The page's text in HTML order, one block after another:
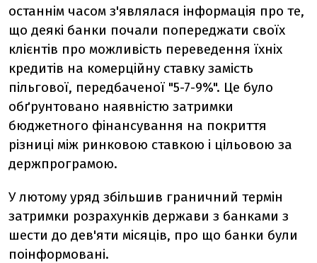
останнім часом з'являлася інформація про те,
що деякі банки почали попереджати своїх
клієнтів про можливість переведення їхніх
кредитів на комерційну ставку замість
пільгової, передбаченої "5-7-9%". Це було
обґрунтовано наявністю затримки
бюджетного фінансування на покриття
різниці між ринковою ставкою і цільовою за
держпрограмою.
У лютому уряд збільшив граничний термін
затримки розрахунків держави з банками з
шести до дев'яти місяців, про що банки були
поінформовані.